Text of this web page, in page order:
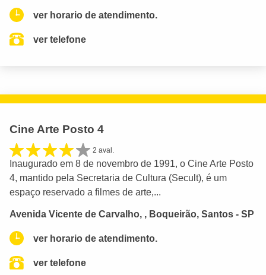
ver horario de atendimento.
ver telefone
Cine Arte Posto 4
2 aval.
Inaugurado em 8 de novembro de 1991, o Cine Arte Posto
4, mantido pela Secretaria de Cultura (Secult), é um
espaço reservado a filmes de arte,...
Avenida Vicente de Carvalho, , Boqueirão, Santos - SP
ver horario de atendimento.
ver telefone